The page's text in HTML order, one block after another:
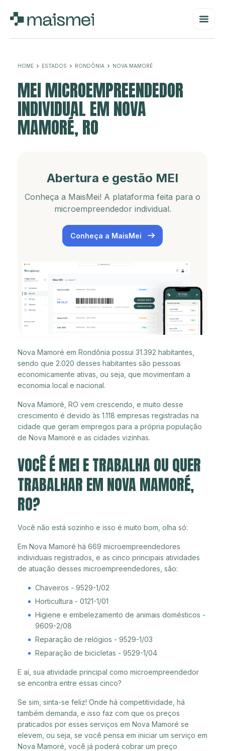
HOME ESTADOS RONDÔNIA NOVA MAMORÉ
MEI MICROEMPREENDEDOR
INDIVIDUAL EM NOVA
MAMORÉ, RO
Abertura e gestão MEI
Conheça a MaisMei! A plataforma feita para o
microempreendedor individual.
Conheça a MaisMei
Nova Mamoré em Rondônia possui 31.392 habitantes,
sendo que 2.020 desses habitantes são pessoas
economicamente ativas, ou seja, que movimentam a
economia local e nacional.
Nova Mamoré, RO vem crescendo, e muito desse
crescimento é devido às 1.118 empresas registradas na
cidade que geram empregos para a própria população
de Nova Mamoré e as cidades vizinhas.
VOCÊ É MEI E TRABALHA OU QUER
TRABALHAR EM NOVA MAMORÉ,
RO?
Você não está sozinho e isso é muito bom, olha só:
Em Nova Mamoré há 669 microempreendedores
individuais registrados, e as cinco principais atividades
de atuação desses microempreendedores, são:
Chaveiros - 9529-1/02
Horticultura - 0121-1/01
Higiene e embelezamento de animais domésticos -
9609-2/08
Reparação de relógios - 9529-1/03
Reparação de bicicletas - 9529-1/04
E aí, sua atividade principal como microempreendedor
se encontra entre essas cinco?
Se sim, sinta-se feliz! Onde há competitividade, há
também demanda, e isso faz com que os preços
praticados por esses serviços em Nova Mamoré se
elevem, ou seja, se você pensa em iniciar um serviço em
Nova Mamoré, você já poderá cobrar um preço